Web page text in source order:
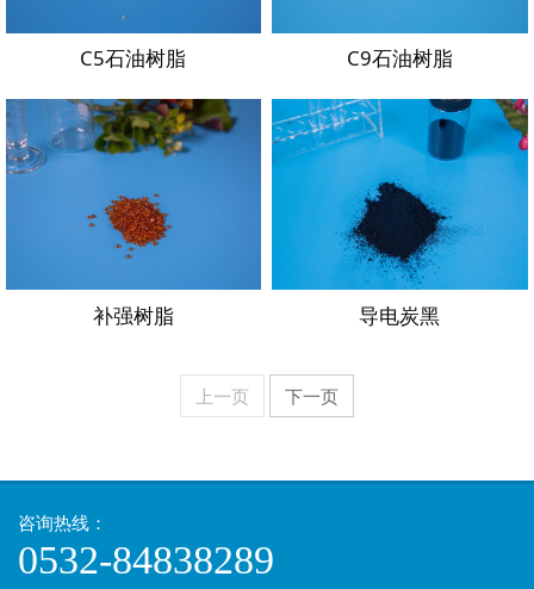
C5石油树脂 C9石油树脂
补强树脂 导电炭黑
上一页 下一页
咨询热线：
0532-84838289